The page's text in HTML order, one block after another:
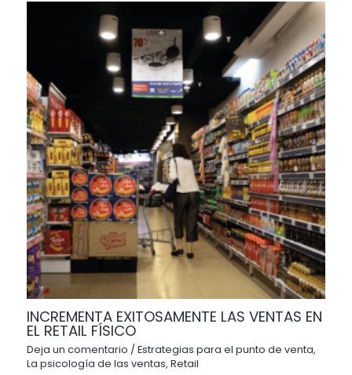
INCREMENTA EXITOSAMENTE LAS VENTAS EN
EL RETAIL FÍSICO
Deja un comentario /Estrategias para el punto de venta,
La psicología de las ventas,Retail